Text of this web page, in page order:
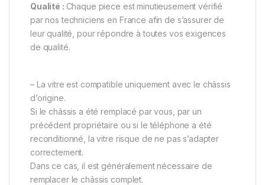
Qualité : Chaque piece est minutieusement vérifié
par nos techniciens en France afin de s’assurer de
leur qualité, pour répondre à toutes vos exigences
de qualité.
– La vitre est compatible uniquement avec le châssis
d’origine.
Si le châssis a été remplacé par vous, par un
précédent propriétaire ou si le téléphone a été
reconditionné, la vitre risque de ne pas s’adapter
correctement.
Dans ce cas, il est généralement nécessaire de
remplacer le châssis complet.